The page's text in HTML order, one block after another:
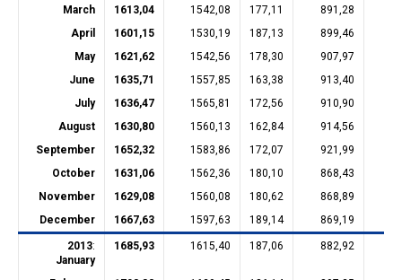
March
1613,04 1542,08 177,11 891,28
April
1601,15 1530,19 187,13 899,46
May
1621,62 1542,56 178,30 907,97
June
1635,71 1557,85 163,38 913,40
July
1636,47 1565,81 172,56 910,90
August
1630,80 1560,13 162,84 914,56
September
1652,32 1583,86 172,07 921,99
October
1631,06 1562,36 180,10 868,43
November
1629,08 1560,08 180,62 868,89
December
1667,63 1597,63 189,14 869,19
2013:
January
1685,93 1615,40 187,06 882,92